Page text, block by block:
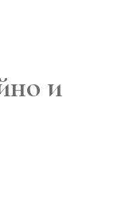
и